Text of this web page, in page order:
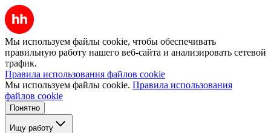
Мы используем файлы cookie, чтобы обеспечивать
правильную работу нашего веб-сайта и анализировать сетевой
трафик.
Правила использования файлов cookie
Мы используем файлы cookie. Правила использования
файлов cookie
Понятно
Ищу работу